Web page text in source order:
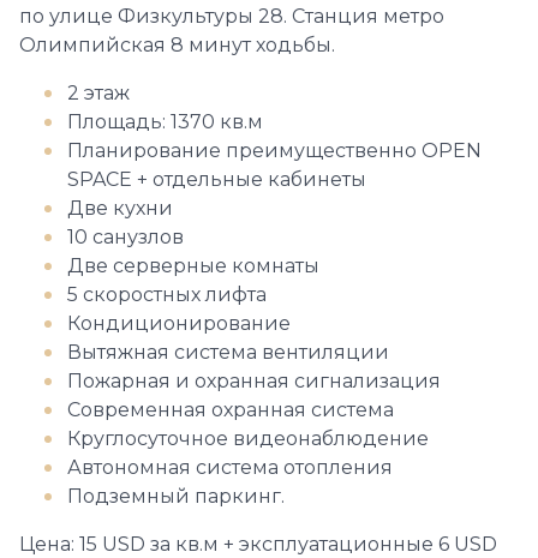
по улице Физкультуры 28. Станция метро
Олимпийская 8 минут ходьбы.
2 этаж
Площадь: 1370 кв.м
Планирование преимущественно OPEN
SPACE + отдельные кабинеты
Две кухни
10 санузлов
Две серверные комнаты
5 скоростных лифта
Кондиционирование
Вытяжная система вентиляции
Пожарная и охранная сигнализация
Современная охранная система
Круглосуточное видеонаблюдение
Автономная система отопления
Подземный паркинг.
Цена: 15 USD за кв.м + эксплуатационные 6 USD